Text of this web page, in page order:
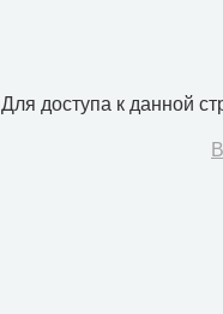
Для доступа к данной